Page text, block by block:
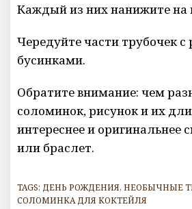
Каждый из них нанижите на
Чередуйте части трубочек
бусинками.
Обратите внимание: чем
соломинок, рисунок и их
интереснее и оригинальнее
или браслет.
TAGS: ДЕНЬ РОЖДЕНИЯ, НЕОБЫЧНЫЕ
СОЛОМИНКА ДЛЯ КОКТЕЙЛЯ